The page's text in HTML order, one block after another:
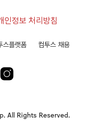
인정보 처리방침
스플랫폼 컴투스 채용
All Rights Reserved.